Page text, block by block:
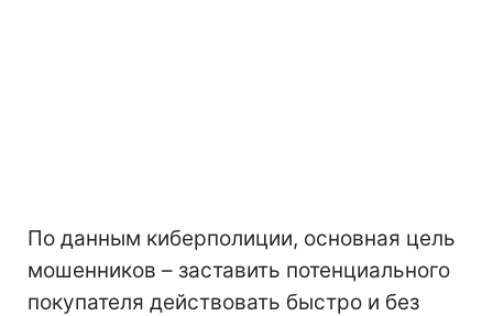
По данным киберполиции, основная цель
мошенников – заставить потенциального
покупателя действовать быстро и без